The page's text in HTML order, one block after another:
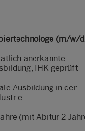
(m/w/
anerkannte
IHK geprüft
Ausbildung in der
(mit Abitur 2